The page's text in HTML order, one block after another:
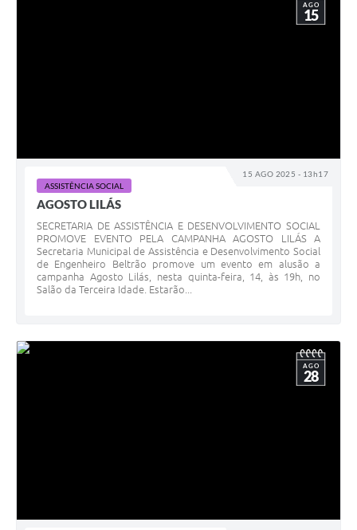
15 AGO 2025 - 13h17
AGO
15
ASSISTÊNCIA SOCIAL
AGOSTO LILÁS
SECRETARIA DE ASSISTÊNCIA E DESENVOLVIMENTO SOCIAL
PROMOVE EVENTO PELA CAMPANHA AGOSTO LILÁS A
Secretaria Municipal de Assistência e Desenvolvimento Social
de Engenheiro Beltrão promove um evento em alusão a
campanha Agosto Lilás, nesta quinta-feira, 14, às 19h, no
Salão da Terceira Idade. Estarão...
AGO
28